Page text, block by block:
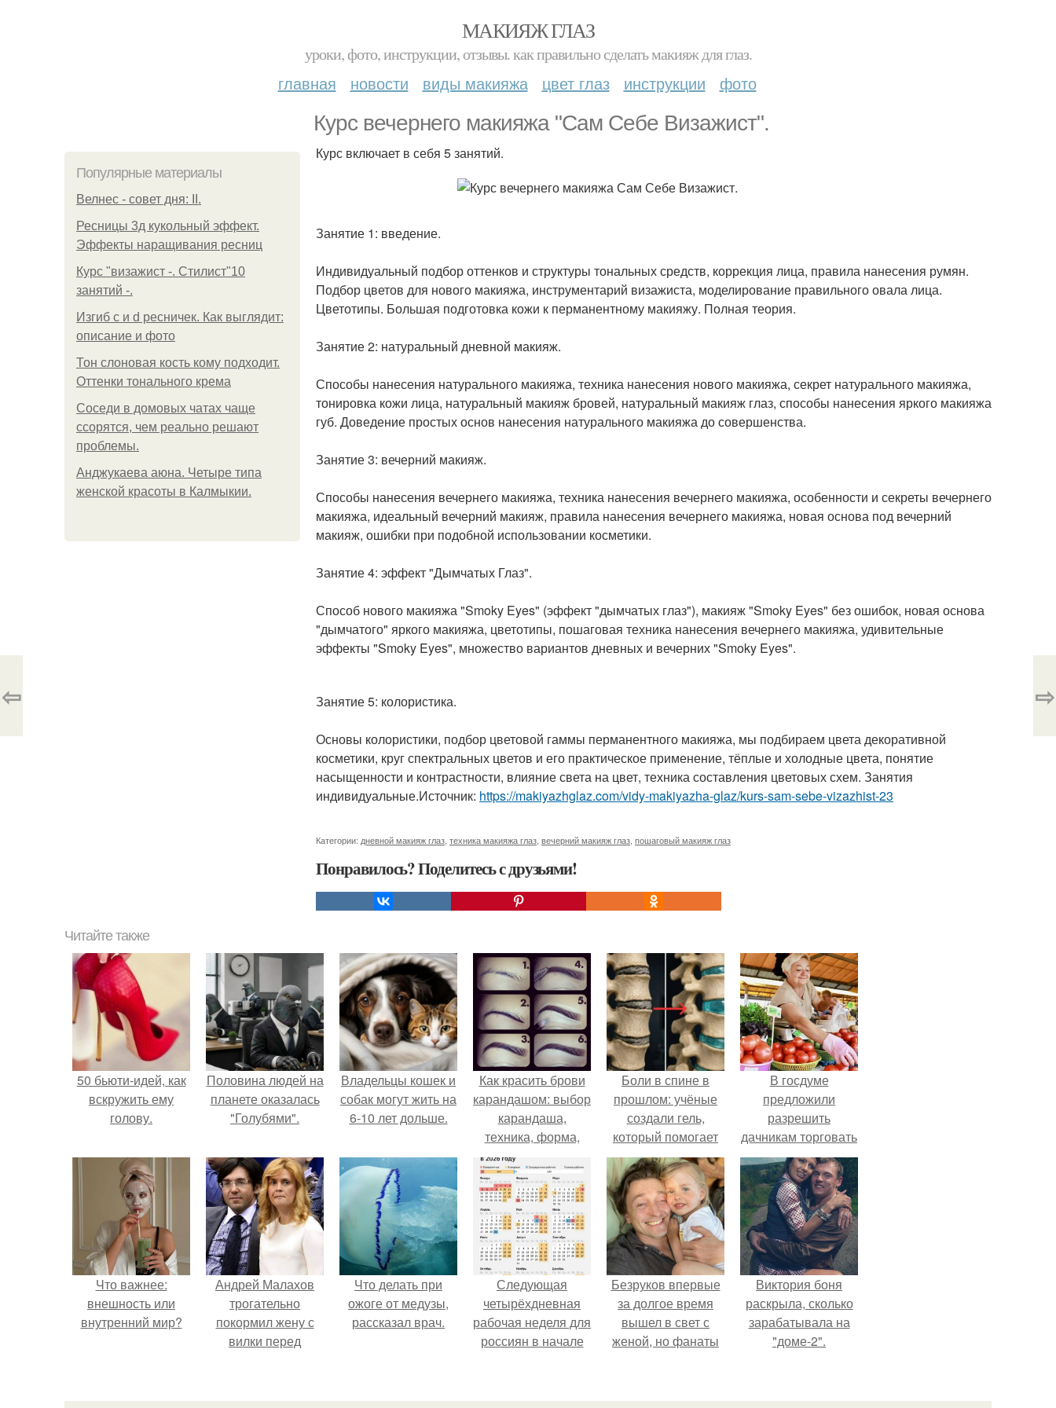
МАКИЯЖ ГЛАЗ
уроки, фото, инструкции, отзывы. как правильно сделать макияж для глаз.
главная новости виды макияжа цвет глаз инструкции фото
Курс вечернего макияжа "Сам Себе Визажист".
Популярные материалы
Велнес - совет дня: II.
Ресницы 3д кукольный эффект.
Эффекты наращивания ресниц
Курс "визажист -. Стилист"10
занятий -.
Изгиб c и d ресничек. Как выглядит:
описание и фото
Тон слоновая кость кому подходит.
Оттенки тонального крема
Соседи в домовых чатах чаще
ссорятся, чем реально решают
проблемы.
Анджукаева аюна. Четыре типа
женской красоты в Калмыкии.
Курс включает в себя 5 занятий.
Занятие 1: введение.
Индивидуальный подбор оттенков и структуры тональных средств, коррекция лица, правила нанесения румян.
Подбор цветов для нового макияжа, инструментарий визажиста, моделирование правильного овала лица.
Цветотипы. Большая подготовка кожи к перманентному макияжу. Полная теория.
Занятие 2: натуральный дневной макияж.
Способы нанесения натурального макияжа, техника нанесения нового макияжа, секрет натурального макияжа,
тонировка кожи лица, натуральный макияж бровей, натуральный макияж глаз, способы нанесения яркого макияжа
губ. Доведение простых основ нанесения натурального макияжа до совершенства.
Занятие 3: вечерний макияж.
Способы нанесения вечернего макияжа, техника нанесения вечернего макияжа, особенности и секреты вечернего
макияжа, идеальный вечерний макияж, правила нанесения вечернего макияжа, новая основа под вечерний
макияж, ошибки при подобной использовании косметики.
Занятие 4: эффект "Дымчатых Глаз".
Способ нового макияжа "Smoky Eyes" (эффект "дымчатых глаз"), макияж "Smoky Eyes" без ошибок, новая основа
"дымчатого" яркого макияжа, цветотипы, пошаговая техника нанесения вечернего макияжа, удивительные
эффекты "Smoky Eyes", множество вариантов дневных и вечерних "Smoky Eyes".
Занятие 5: колористика.
Основы колористики, подбор цветовой гаммы перманентного макияжа, мы подбираем цвета декоративной
косметики, круг спектральных цветов и его практическое применение, тёплые и холодные цвета, понятие
насыщенности и контрастности, влияние света на цвет, техника составления цветовых схем. Занятия
индивидуальные.Источник: https://makiyazhglaz.com/vidy-makiyazha-glaz/kurs-sam-sebe-vizazhist-23
Категории: дневной макияж глаз техника макияжа глаз вечерний макияж глаз пошаговый макияж глаз
Понравилось? Поделитесь с друзьями!
⇦ ⇨
Читайте также
50 бьюти-идей, как
вскружить ему
голову.
Половина людей на
планете оказалась
"Голубями".
Владельцы кошек и
собак могут жить на
6-10 лет дольше.
Как красить брови
карандашом: выбор
карандаша,
техника, форма,
коррекция.
Боли в спине в
прошлом: учёные
создали гель,
который помогает
восстанавливать
межпозвоночные
диски.
В госдуме
предложили
разрешить
дачникам торговать
своей
сельхозпродукцией
в людных местах.
Что важнее:
внешность или
внутренний мир?
Андрей Малахов
трогательно
покормил жену с
вилки перед
поклонников.
Что делать при
ожоге от медузы,
рассказал врач.
Следующая
четырёхдневная
рабочая неделя для
россиян в начале
Безруков впервые
за долгое время
вышел в свет с
женой, но фанаты
Анны: "какая она
Виктория боня
раскрыла, сколько
зарабатывала на
"доме-2".